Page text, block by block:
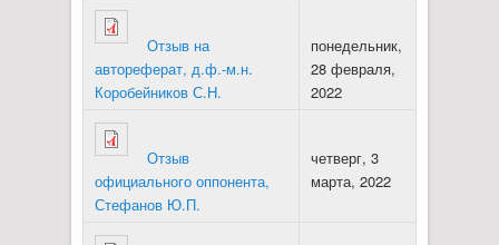
Отзыв на
автореферат, д.ф.-м.н.
Коробейников С.Н.
понедельник,
28 февраля,
2022
Отзыв
официального оппонента,
Стефанов Ю.П.
четверг, 3
марта, 2022